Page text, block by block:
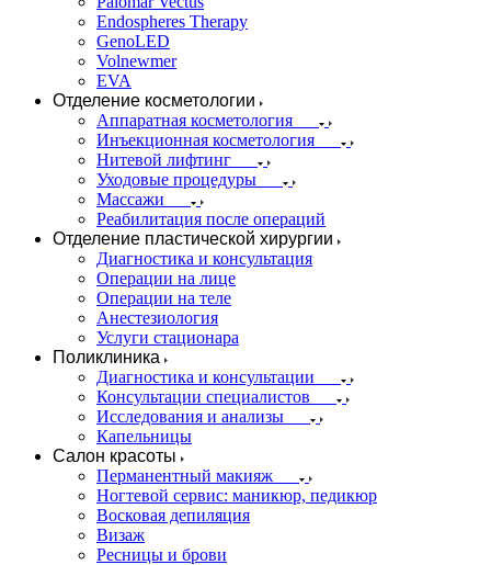
Endospheres Therapy
GenoLED
Volnewmer
EVA
Отделение косметологии
Аппаратная косметология
Инъекционная косметология
Нитевой лифтинг
Уходовые процедуры
Массажи
Реабилитация после операций
Отделение пластической хирургии
Диагностика и консультация
Операции на лице
Операции на теле
Анестезиология
Услуги стационара
Поликлиника
Диагностика и консультации
Консультации специалистов
Исследования и анализы
Капельницы
Салон красоты
Перманентный макияж
Ногтевой сервис: маникюр, педикюр
Восковая депиляция
Визаж
Ресницы и брови